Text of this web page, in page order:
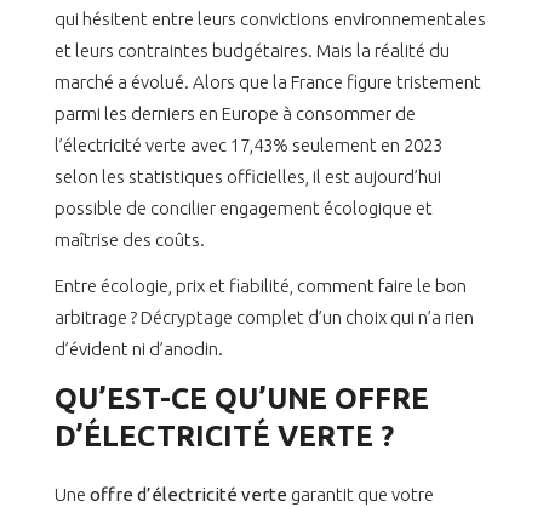
qui hésitent entre leurs convictions environnementales
et leurs contraintes budgétaires. Mais la réalité du
marché a évolué. Alors que la France figure tristement
parmi les derniers en Europe à consommer de
l’électricité verte avec 17,43% seulement en 2023
selon les statistiques officielles, il est aujourd’hui
possible de concilier engagement écologique et
maîtrise des coûts.
Entre écologie, prix et fiabilité, comment faire le bon
arbitrage ? Décryptage complet d’un choix qui n’a rien
d’évident ni d’anodin.
QU’EST-CE QU’UNE OFFRE
D’ÉLECTRICITÉ VERTE ?
Une offre d’électricité verte garantit que votre